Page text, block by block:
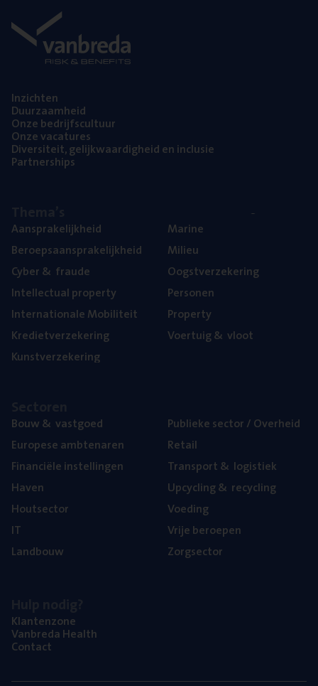
Inzich­ten
Duur­zaam­heid
Onze bedrijfs­cul­tuur
Onze vaca­tu­res
Diver­si­teit, gelijk­waar­dig­heid en inclusie
Part­ner­ships
Aan­spra­ke­lijk­heid
Beroeps­aan­spra­ke­lijk­heid
Cyber& fraude
Intel­lec­tu­al property
Inter­na­ti­o­na­le Mobiliteit
Kre­diet­ver­ze­ke­ring
Kunst­ver­ze­ke­ring
Mari­ne
Mili­eu
Oogst­ver­ze­ke­ring
Per­so­nen
Pro­per­ty
Voer­tuig& vloot
Bouw& vastgoed
Euro­pe­se ambtenaren
Finan­ci­ë­le instellingen
Haven
Hout­sec­tor
IT
Land­bouw
Publie­ke sec­tor / Overheid
Retail
Trans­port& logistiek
Upcy­cling& recycling
Voe­ding
Vrije beroe­pen
Zorg­sec­tor
Klan­ten­zo­ne
Van­b­re­da Health
Con­tact